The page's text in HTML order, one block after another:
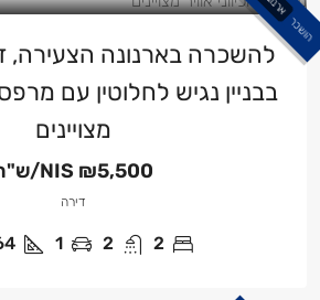
הושכר
בבניין נגיש לחלוטין עם
מצויינים
NIS ₪5,500/ש"ח
דירה
2
2
1